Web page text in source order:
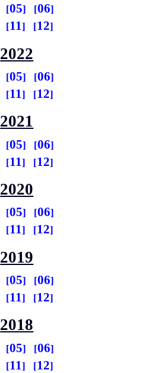
05
06
11 12
2022
05
06
11 12
2021
05
06
11 12
2020
05
06
11 12
2019
05
06
11 12
2018
05
06
11 12